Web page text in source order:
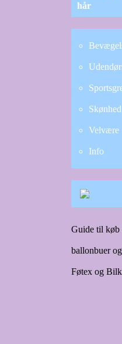
hår
Skønhed
Velvære
Info
Guide til køb
ballonbuer
Føtex og